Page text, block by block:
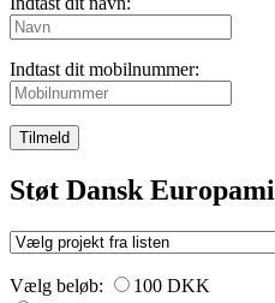
Indtast dit mobilnummer:
Tilmeld
Støt Dansk
Vælg beløb:
100 DKK